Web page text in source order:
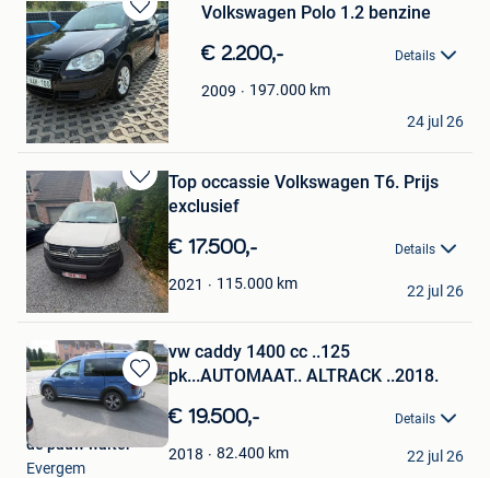
Bewaren
in
Mijn
Favorieten
Volkswagen Polo 1.2 benzine
€ 2.200,- Details
2009 197.000 km
EM MOTOREN
Evergem
24 jul 26
Bewaren
in
Mijn
Favorieten
Top occassie Volkswagen T6. Prijs
exclusief
€ 17.500,- Details
2021 115.000 km
Sarahvdg
Evergem
22 jul 26
Bewaren
in
Mijn
Favorieten
vw caddy 1400 cc ..125
pk...AUTOMAAT.. ALTRACK ..2018.
€ 19.500,- Details
2018 82.400 km
de pauw walter
Evergem
22 jul 26